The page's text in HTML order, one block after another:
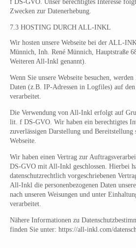
f DS-GVO. Unser berechtigtes Interesse
Zwecken zur Datenerhebung.
7.3 HOSTING DURCH ALL-INKL
Wir hosten unsere Webseite bei der ALL-
Münnich, Inh. René Münnich, Hauptstraße
Weiteren All-Inkl genannt).
Wenn Sie unsere Webseite besuchen,
Daten (z.B. IP-Adressen in Logfiles) auf
verarbeitet.
Die Verwendung von All-Inkl erfolgt auf
lit. f DS-GVO. Wir haben ein berechtigtes
zuverlässigen Darstellung und Bereitstellung
Webseite.
Wir haben einen Vertrag zur
DS-GVO mit All-Inkl geschlossen. Hierbei
datenschutzrechtlich vorgeschriebenen
All-Inkl die personenbezogenen Daten
nach unseren Weisungen und unter
verarbeitet.
Nähere Informationen zu
finden Sie unter: https://all-inkl.com/